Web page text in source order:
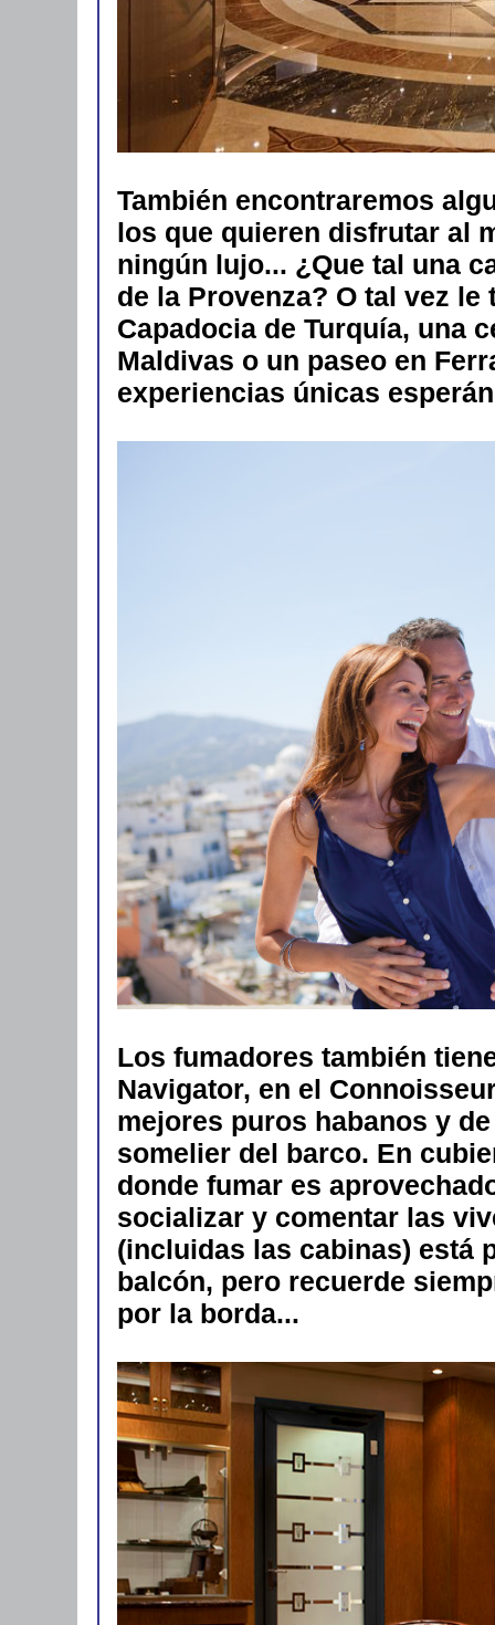
También encontraremos
los que quieren disfrutar al
ningún lujo... ¿Que tal una
de la Provenza? O tal vez
Capadocia de Turquía, una
Maldivas o un paseo en
experiencias únicas
Los fumadores también
Navigator, en el
mejores puros habanos y
somelier del barco. En
donde fumar es
socializar y comentar las
(incluidas las cabinas) está
balcón, pero recuerde
por la borda...